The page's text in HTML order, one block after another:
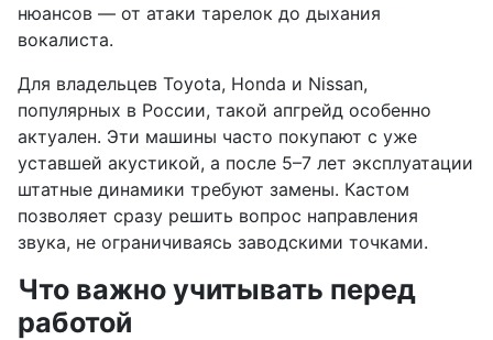
нюансов — от атаки тарелок до дыхания
вокалиста.
Для владельцев Toyota, Honda и Nissan,
популярных в России, такой апгрейд особенно
актуален. Эти машины часто покупают с уже
уставшей акустикой, а после 5–7 лет эксплуатации
штатные динамики требуют замены. Кастом
позволяет сразу решить вопрос направления
звука, не ограничиваясь заводскими точками.
Что важно учитывать перед
работой